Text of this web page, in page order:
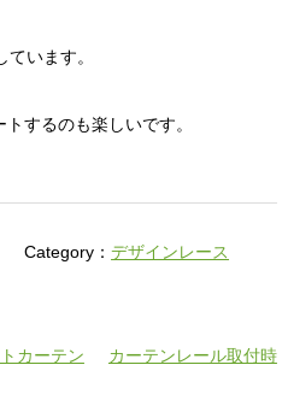
います。
するのも楽しいです。
Category：デザインレース
カーテン
カーテンレール取付時